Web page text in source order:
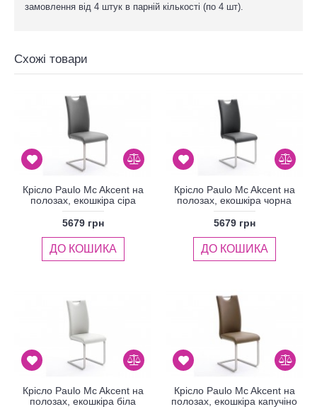
замовлення від 4 штук в парній кількості (по 4 шт).
Схожі товари
Крісло Paulo Mc Akcent на
полозах, екошкіра сіра
5679 грн
ДО КОШИКА
Крісло Paulo Mc Akcent на
полозах, екошкіра чорна
5679 грн
ДО КОШИКА
Крісло Paulo Mc Akcent на
полозах, екошкіра біла
Крісло Paulo Mc Akcent на
полозах, екошкіра капучіно